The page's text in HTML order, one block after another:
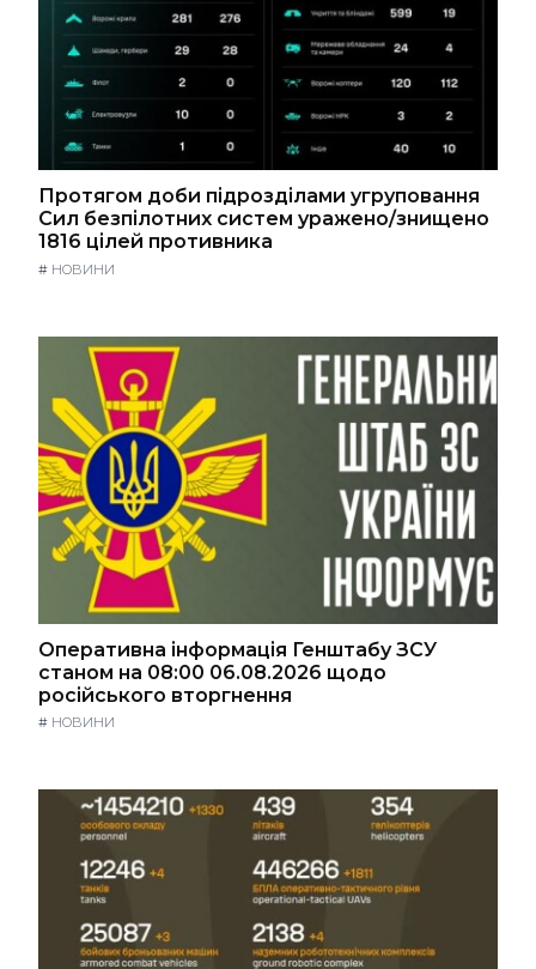
Протягом доби підрозділами угруповання
Сил безпілотних систем уражено/знищено
1816 цілей противника
# НОВИНИ
Оперативна інформація Генштабу ЗСУ
станом на 08:00 06.08.2026 щодо
російського вторгнення
# НОВИНИ